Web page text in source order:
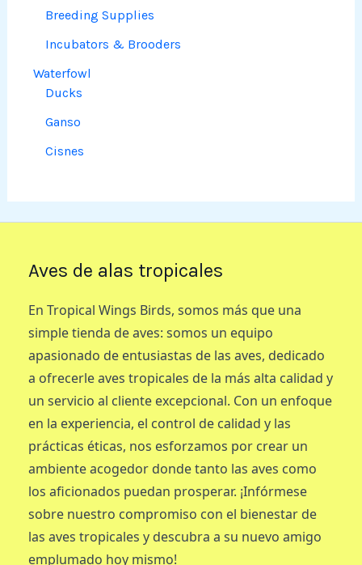
Breeding Supplies
Incubators & Brooders
Waterfowl
Ducks
Ganso
Cisnes
Aves de alas tropicales
En Tropical Wings Birds, somos más que una
simple tienda de aves: somos un equipo
apasionado de entusiastas de las aves, dedicado
a ofrecerle aves tropicales de la más alta calidad y
un servicio al cliente excepcional. Con un enfoque
en la experiencia, el control de calidad y las
prácticas éticas, nos esforzamos por crear un
ambiente acogedor donde tanto las aves como
los aficionados puedan prosperar. ¡Infórmese
sobre nuestro compromiso con el bienestar de
las aves tropicales y descubra a su nuevo amigo
emplumado hoy mismo!